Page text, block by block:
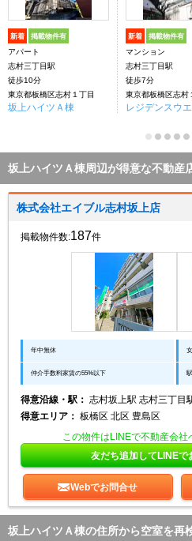
新着 掲載物件有
アパート
志村三丁目駅
徒歩10分
東京都板橋区志村１丁目
坂上ハイツＡ棟
新着 掲載物件有
マンション
志村三丁目駅
徒歩7分
東京都板橋区志村
レジデンスウ
坂上ハイツＡ棟周辺が得意な不動産
株式会社エイブル志村坂上店
掲載物件数:187件
年中無休
仲介手数料家賃の55%以下
得意沿線・駅： 志村坂上駅 志村三丁目
得意エリア： 板橋区 北区 豊島区
この物件はLINEで不動産会社
友だち追加してLINEで
Webでお問合せ
坂上ハイツＡ棟の住所から空室を再